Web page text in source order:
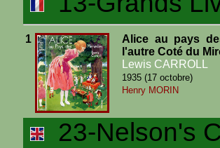
1
Alice au pays
l'autre Coté du
Lewis CARROLL
1935 (17 octobre)
Henry MORIN
23-Nelson's